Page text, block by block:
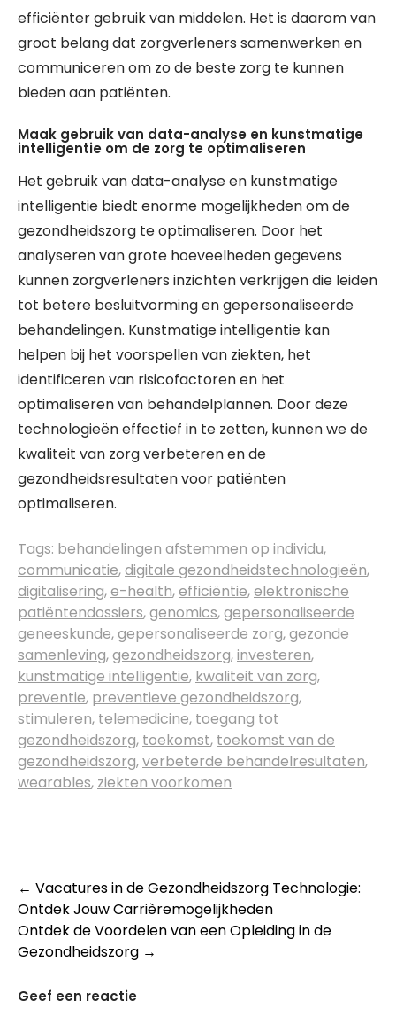
efficiënter gebruik van middelen. Het is daarom van
groot belang dat zorgverleners samenwerken en
communiceren om zo de beste zorg te kunnen
bieden aan patiënten.
Maak gebruik van data-analyse en kunstmatige
intelligentie om de zorg te optimaliseren
Het gebruik van data-analyse en kunstmatige
intelligentie biedt enorme mogelijkheden om de
gezondheidszorg te optimaliseren. Door het
analyseren van grote hoeveelheden gegevens
kunnen zorgverleners inzichten verkrijgen die leiden
tot betere besluitvorming en gepersonaliseerde
behandelingen. Kunstmatige intelligentie kan
helpen bij het voorspellen van ziekten, het
identificeren van risicofactoren en het
optimaliseren van behandelplannen. Door deze
technologieën effectief in te zetten, kunnen we de
kwaliteit van zorg verbeteren en de
gezondheidsresultaten voor patiënten
optimaliseren.
Tags: behandelingen afstemmen op individu,
communicatie,digitale gezondheidstechnologieën,
digitalisering,e-health,efficiëntie,elektronische
patiëntendossiers,genomics,gepersonaliseerde
geneeskunde,gepersonaliseerde zorg,gezonde
samenleving,gezondheidszorg,investeren,
kunstmatige intelligentie, kwaliteit van zorg,
preventie, preventieve gezondheidszorg,
stimuleren, telemedicine, toegang tot
gezondheidszorg, toekomst, toekomst van de
gezondheidszorg,verbeterde behandelresultaten,
wearables, ziekten voorkomen
Post
navigation
← Vacatures in de Gezondheidszorg Technologie:
Ontdek Jouw Carrièremogelijkheden
Ontdek de Voordelen van een Opleiding in de
Gezondheidszorg →
Geef een reactie